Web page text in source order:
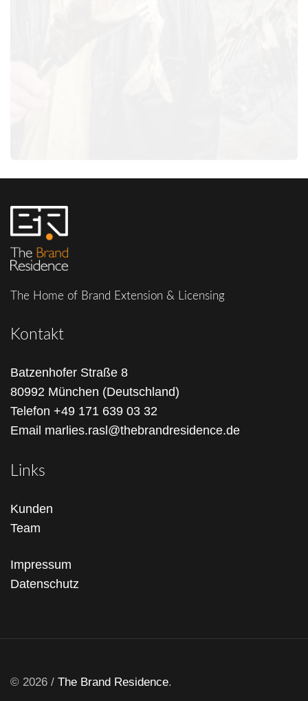
The Home of Brand Extension & Licensing
Kontakt
Batzenhofer Straße 8
80992 München (Deutschland)
Telefon +49 171 639 03 32
Email marlies.rasl@thebrandresidence.de
Links
Kunden
Team
Impressum
Datenschutz
© 2026 / The Brand Residence.